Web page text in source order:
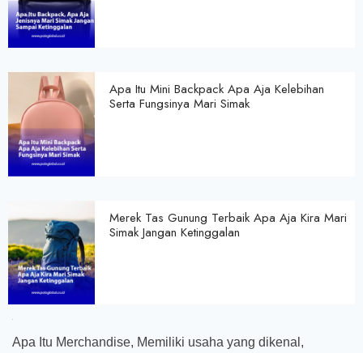
Apa Itu Mini Backpack Apa Aja Kelebihan
Serta Fungsinya Mari Simak
Merek Tas Gunung Terbaik Apa Aja Kira Mari
Simak Jangan Ketinggalan
Apa Itu Merchandise, Memiliki usaha yang dikenal,